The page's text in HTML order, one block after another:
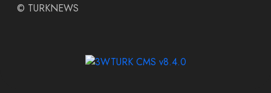
© TURKNEWS